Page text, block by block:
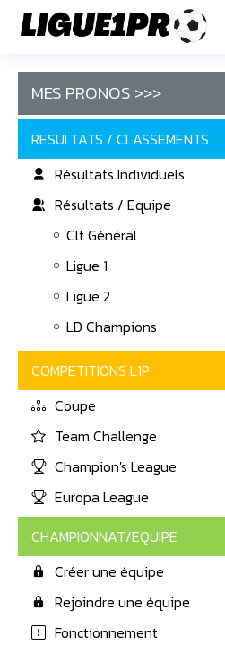
MES PRONOS >>>
RESULTATS / CLASSEMENTS
Résultats Individuels
Résultats / Equipe
Clt Général
Ligue 1
Ligue 2
LD Champions
COMPETITIONS L1P
Coupe
Team Challenge
Champion's League
Europa League
CHAMPIONNAT/EQUIPE
Créer une équipe
Rejoindre une équipe
Fonctionnement